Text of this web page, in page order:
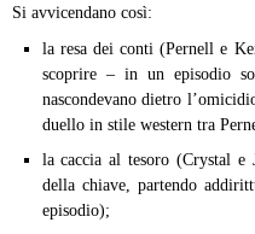
Si avvicendano così:
la resa dei conti (Pernell e
scoprire – in un episodio
nascondevano dietro
duello in stile western tra
la caccia al tesoro (Crystal
della chiave, partendo
episodio);